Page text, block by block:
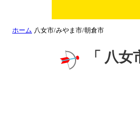
ホーム 八女市/みやま市/朝倉市
「 八